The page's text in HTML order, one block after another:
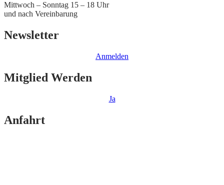
Mittwoch – Sonntag 15 – 18 Uhr
und nach Vereinbarung
Newsletter
Anmelden
Mitglied Werden
Ja
Anfahrt